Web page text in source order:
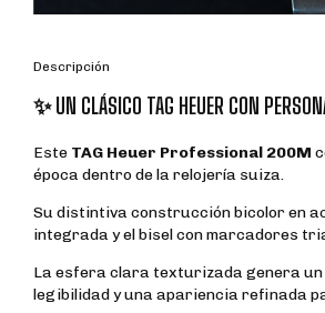
Descripción
✨ UN CLÁSICO TAG HEUER CON
Este TAG Heuer Professional 200M
época dentro de la relojería suiza.
Su distintiva construcción bicolor en
integrada y el bisel con marcadores
La esfera clara texturizada genera
legibilidad y una apariencia refinada